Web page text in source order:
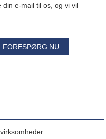
din e-mail til os, og vi vil